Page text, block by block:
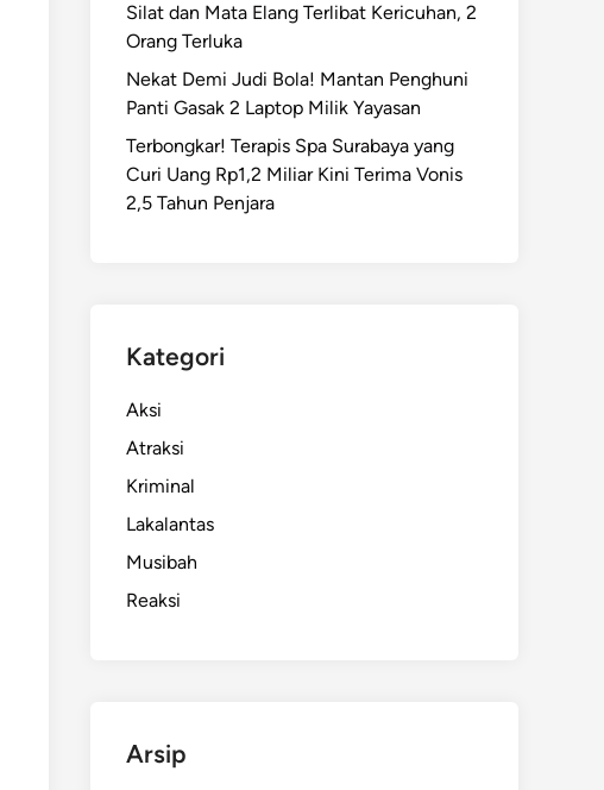
Silat dan Mata Elang Terlibat Kericuhan, 2
Orang Terluka
Nekat Demi Judi Bola! Mantan Penghuni
Panti Gasak 2 Laptop Milik Yayasan
Terbongkar! Terapis Spa Surabaya yang
Curi Uang Rp1,2 Miliar Kini Terima Vonis
2,5 Tahun Penjara
Kategori
Aksi
Atraksi
Kriminal
Lakalantas
Musibah
Reaksi
Arsip